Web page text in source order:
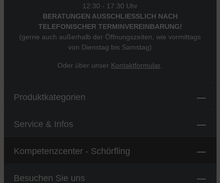
Besuchen Sie uns
Kompetenzcenter - Schörfling
12:30 - 17:30 Uhr
BERATUNGEN AUSSCHLIESSLICH NACH
TELEFONISCHER TERMINVEREINBARUNG!
(gerne auch außerhalb der Öffnungszeiten, wie vormittags
von Dienstag bis Samstag)
Oder über unser Kontaktformular
Produktkategorien
Service & Infos